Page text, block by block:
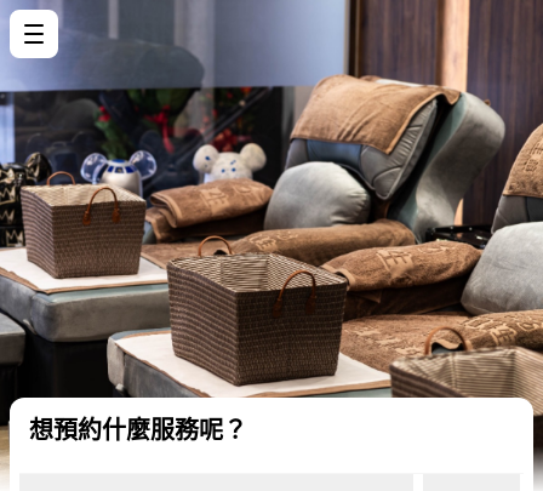
想預約什麼服務呢？